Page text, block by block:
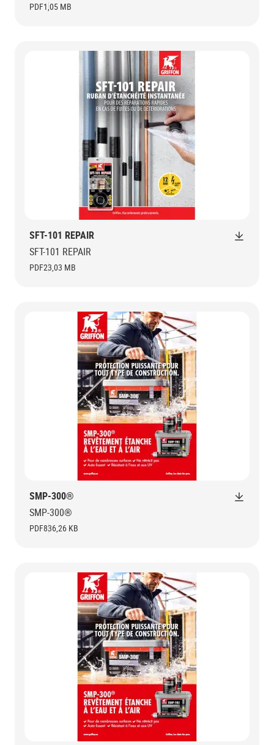
PDF1,05 MB
SFT-101 REPAIR
SFT-101 REPAIR
PDF23,03 MB
SMP-300®
SMP-300®
PDF836,26 KB